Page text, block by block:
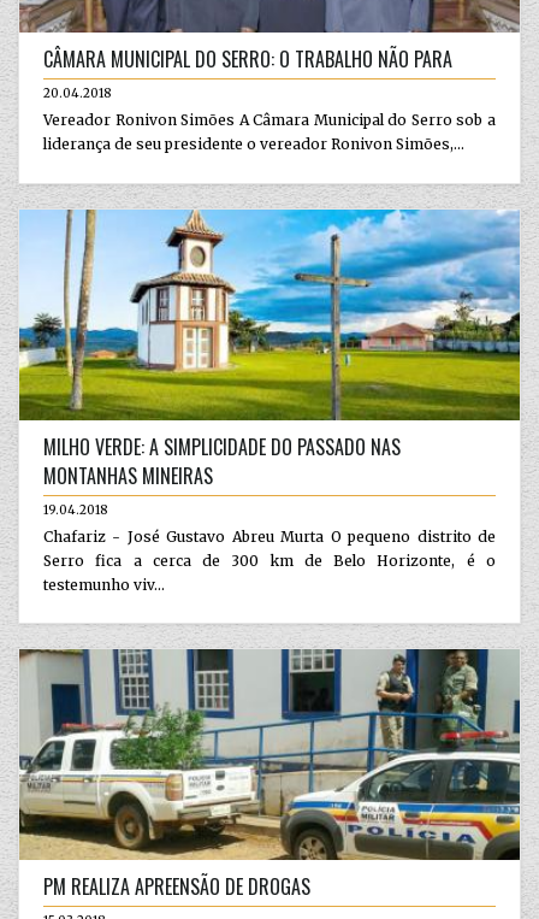
CÂMARA MUNICIPAL DO SERRO: O TRABALHO NÃO PARA
20.04.2018
Vereador Ronivon Simões A Câmara Municipal do Serro sob a
liderança de seu presidente o vereador Ronivon Simões,...
MILHO VERDE: A SIMPLICIDADE DO PASSADO NAS
MONTANHAS MINEIRAS
19.04.2018
Chafariz - José Gustavo Abreu Murta O pequeno distrito de
Serro fica a cerca de 300 km de Belo Horizonte, é o
testemunho viv...
PM REALIZA APREENSÃO DE DROGAS